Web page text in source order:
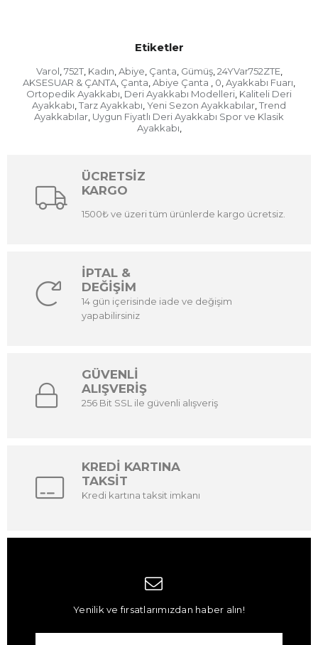
Etiketler
Varol 752T, Kadın Abiye Çanta Gümüş, 24YVar752ZTE,
AKSESUAR & ÇANTA Çanta Abiye Çanta 0 Ayakkabı Fuarı
Ortopedik Ayakkabı Deri Ayakkabı Modelleri Kaliteli Deri
Ayakkabı Tarz Ayakkabı Yeni Sezon Ayakkabılar Trend
Ayakkabılar Uygun Fiyatlı Deri Ayakkabı Spor ve Klasik
Ayakkabı
ÜCRETSİZ
KARGO
1500₺ ve üzeri tüm ürünlerde kargo ücretsiz.
İPTAL &
DEĞİŞİM
14 gün içerisinde iade ve değişim
yapabilirsiniz
GÜVENLİ
ALIŞVERİŞ
256 Bit SSL ile güvenli alışveriş
KREDİ KARTINA
TAKSİT
Kredi kartına taksit imkanı
Yenilik ve fırsatlarımızdan haber alın!